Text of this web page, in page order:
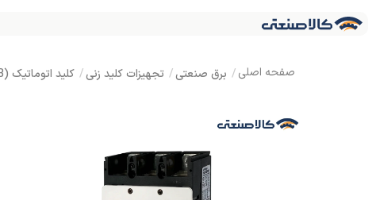
برق صنعتی تجهیزات کلید زنی کلید اتوماتیک (MCCB)